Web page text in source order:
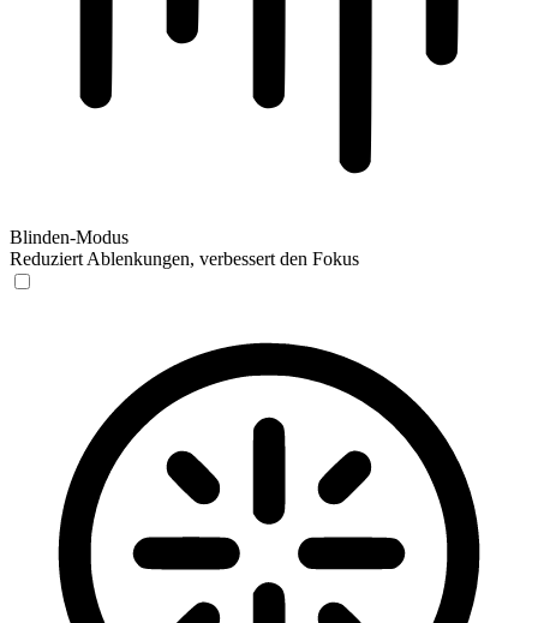
Blinden-Modus
Reduziert Ablenkungen, verbessert den Fokus